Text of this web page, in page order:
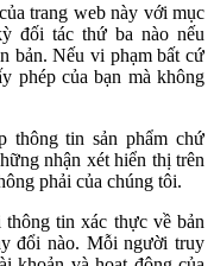
trang web này với mục
đối tác thứ ba nào nếu
bản. Nếu vi phạm bất cứ
phép của bạn mà không
thông tin sản phẩm chứ
nhận xét hiển thị trên
phải của chúng tôi.
tin xác thực về bản
đổi nào. Mỗi người truy